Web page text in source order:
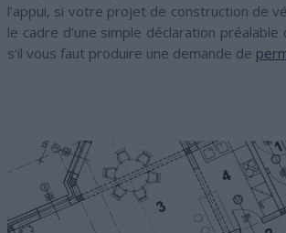
l’appui, si votre projet de construction de
le cadre d’une simple déclaration
s’il vous faut produire une demande de